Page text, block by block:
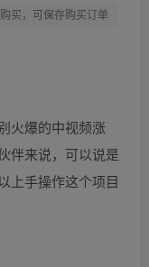
买，可保存购买订单
火爆的中视频涨
伴来说，可以说是
上手操作这个项目